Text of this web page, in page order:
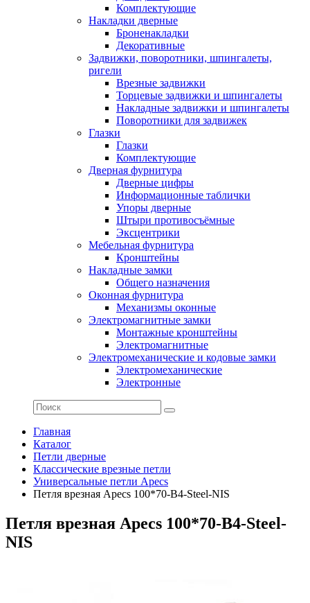
Комплектующие
Накладки дверные
Броненакладки
Декоративные
Задвижки, поворотники, шпингалеты,
ригели
Врезные задвижки
Торцевые задвижки и шпингалеты
Накладные задвижки и шпингалеты
Поворотники для задвижек
Глазки
Глазки
Комплектующие
Дверная фурнитура
Дверные цифры
Информационные таблички
Упоры дверные
Штыри противосъёмные
Эксцентрики
Мебельная фурнитура
Кронштейны
Накладные замки
Общего назначения
Оконная фурнитура
Механизмы оконные
Электромагнитные замки
Монтажные кронштейны
Электромагнитные
Электромеханические и кодовые замки
Электромеханические
Электронные
Главная
Каталог
Петли дверные
Классические врезные петли
Универсальные петли Apecs
Петля врезная Apecs 100*70-B4-Steel-NIS
Петля врезная Apecs 100*70-B4-Steel-
NIS